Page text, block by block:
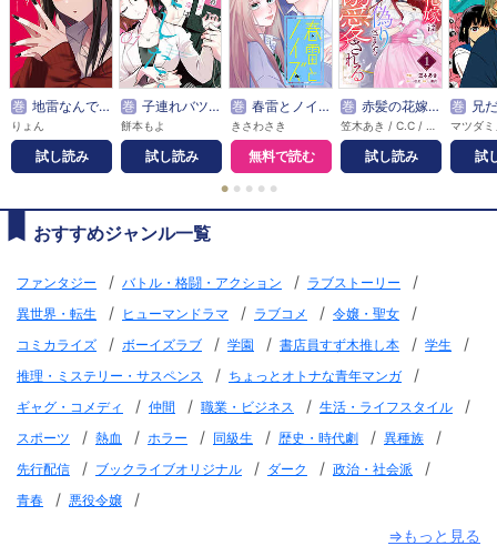
巻 地雷なんですか？地原さん
りょん
試し読み
巻 子連れバツイチ、最後の恋は沼でした。
餅本もよ
試し読み
巻 春雷とノイズ【単話版】
きさわさき
無料で読む
巻 赤髪の花嫁は冷酷公爵に偽りさえも溺愛される【単話版】
試し読み
巻 兄だっ
マツダミ
試
● ● ● ● ●
おすすめジャンル一覧
ファンタジー / バトル・格闘・アクション / ラブストーリー /
異世界・転生 / ヒューマンドラマ / ラブコメ / 令嬢・聖女 /
コミカライズ / ボーイズラブ / 学園 / 書店員すず木推し本 / 学生 /
推理・ミステリー・サスペンス / ちょっとオトナな青年マンガ /
ギャグ・コメディ / 仲間 / 職業・ビジネス / 生活・ライフスタイル /
スポーツ / 熱血 / ホラー / 同級生 / 歴史・時代劇 / 異種族 /
先行配信 / ブックライブオリジナル / ダーク / 政治・社会派 /
青春 / 悪役令嬢
/
⇒もっと見る